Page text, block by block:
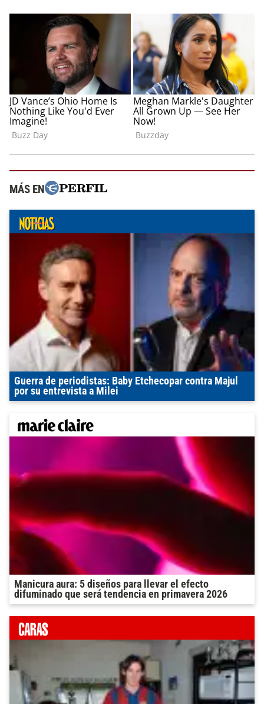
MÁS EN
Guerra de periodistas: Baby Etchecopar contra Majul
por su entrevista a Milei
Manicura aura: 5 diseños para llevar el efecto
difuminado que será tendencia en primavera 2026